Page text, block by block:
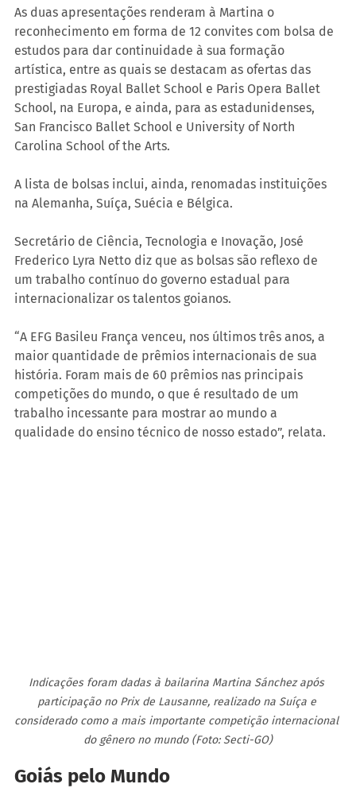
As duas apresentações renderam à Martina o
reconhecimento em forma de 12 convites com bolsa de
estudos para dar continuidade à sua formação
artística, entre as quais se destacam as ofertas das
prestigiadas Royal Ballet School e Paris Opera Ballet
School, na Europa, e ainda, para as estadunidenses,
San Francisco Ballet School e University of North
Carolina School of the Arts.
A lista de bolsas inclui, ainda, renomadas instituições
na Alemanha, Suíça, Suécia e Bélgica.
Secretário de Ciência, Tecnologia e Inovação, José
Frederico Lyra Netto diz que as bolsas são reflexo de
um trabalho contínuo do governo estadual para
internacionalizar os talentos goianos.
“A EFG Basileu França venceu, nos últimos três anos, a
maior quantidade de prêmios internacionais de sua
história. Foram mais de 60 prêmios nas principais
competições do mundo, o que é resultado de um
trabalho incessante para mostrar ao mundo a
qualidade do ensino técnico de nosso estado”, relata.
Indicações foram dadas à bailarina Martina Sánchez após
participação no Prix de Lausanne, realizado na Suíça e
considerado como a mais importante competição internacional
do gênero no mundo (Foto: Secti-GO)
Goiás pelo Mundo